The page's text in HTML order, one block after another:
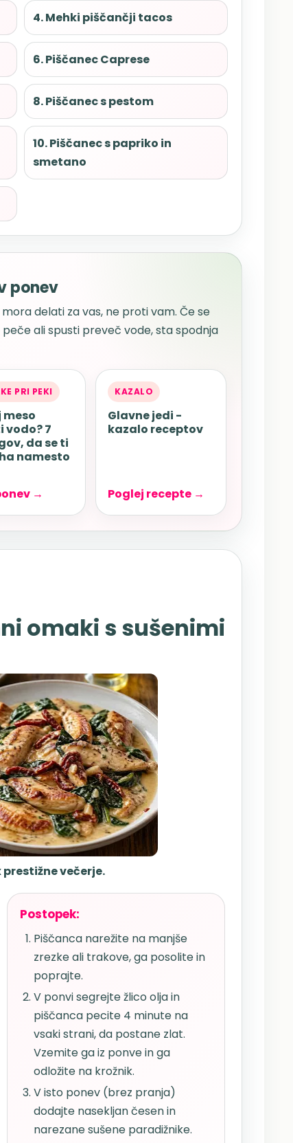
4. Mehki piščančji tacos
6. Piščanec Caprese
8. Piščanec s pestom
10. Piščanec s papriko in
smetano
ponev
delati za vas, ne proti vam. Če se
ali spusti preveč vode, sta spodnja
PRI PEKI
meso
vodo? 7
da se ti
namesto
→
KAZALO
Glavne jedi -
kazalo receptov
Poglej recepte →
omaki s sušenimi
večerje.
Postopek:
Piščanca narežite na manjše
zrezke ali trakove, ga posolite in
poprajte.
V ponvi segrejte žlico olja in
piščanca pecite 4 minute na
vsaki strani, da postane zlat.
Vzemite ga iz ponve in ga
odložite na krožnik.
V isto ponev (brez pranja)
dodajte nasekljan česen in
narezane sušene paradižnike.